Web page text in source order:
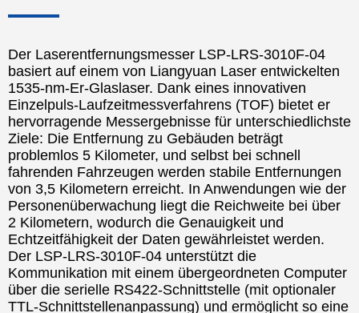
Der Laserentfernungsmesser LSP-LRS-3010F-04
basiert auf einem von Liangyuan Laser entwickelten
1535-nm-Er-Glaslaser. Dank eines innovativen
Einzelpuls-Laufzeitmessverfahrens (TOF) bietet er
hervorragende Messergebnisse für unterschiedlichste
Ziele: Die Entfernung zu Gebäuden beträgt
problemlos 5 Kilometer, und selbst bei schnell
fahrenden Fahrzeugen werden stabile Entfernungen
von 3,5 Kilometern erreicht. In Anwendungen wie der
Personenüberwachung liegt die Reichweite bei über
2 Kilometern, wodurch die Genauigkeit und
Echtzeitfähigkeit der Daten gewährleistet werden.
Der LSP-LRS-3010F-04 unterstützt die
Kommunikation mit einem übergeordneten Computer
über die serielle RS422-Schnittstelle (mit optionaler
TTL-Schnittstellenanpassung) und ermöglicht so eine